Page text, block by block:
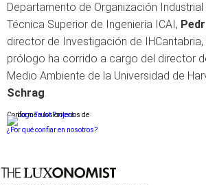
Departamento de Organización
Técnica Superior de Ingeniería ICAI,
director de Investigación de IHCantabria,
prólogo ha corrido a cargo del director
Medio Ambiente de la Universidad de
Schrag.
Conforme a los criterios de
¿Por qué confiar en nosotros?